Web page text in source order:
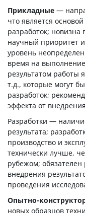
Прикладные —
что является
разработок;
научный приоритет
уровень
время на
результатом работы
т.д., которые могут
разработок;
эффекта от
Разработки —
результата;
производство и
технически лучше,
рубежом; обязателен
внедрения
проведения
Опытно-
новых образцов